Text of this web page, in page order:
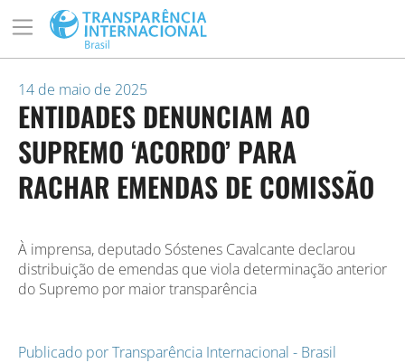
14 de maio de 2025
ENTIDADES DENUNCIAM AO
SUPREMO ‘ACORDO’ PARA
RACHAR EMENDAS DE COMISSÃO
À imprensa, deputado Sóstenes Cavalcante declarou
distribuição de emendas que viola determinação anterior
do Supremo por maior transparência
Publicado porTransparência Internacional - Brasil